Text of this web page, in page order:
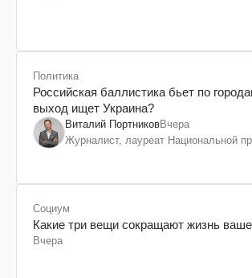
Политика
Российская баллистика бьет по
выход ищет Украина?
Виталий ПортниковВчера
Журналист, лауреат Национальной
Социум
Какие три вещи сокращают жизнь
Вчера